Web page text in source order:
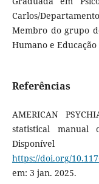
Carlos/
Membro do grupo
Humano e Educação
Referências
AMERICAN
statistical manual
https://doi.org/
em: 3 jan. 2025.